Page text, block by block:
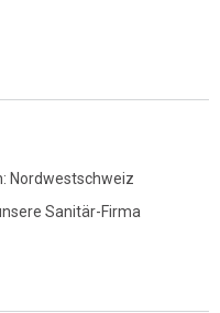
Nordwestschweiz
Sanitär-Firma